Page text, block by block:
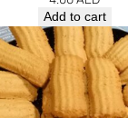
Add to cart